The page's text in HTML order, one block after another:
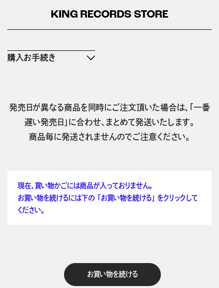
KING RECORDS STORE
購入お手続き
発売日が異なる商品を同時にご注文頂いた場合は、「一番
遅い発売日」に合わせ、まとめて発送いたします。
商品毎に発送されませんのでご注意ください。
現在、買い物かごには商品が入っておりません。
お買い物を続けるには下の 「お買い物を続ける」 をクリックして
ください。
お買い物を続ける